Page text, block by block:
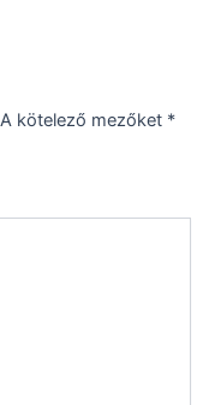
A kötelező mezőket *